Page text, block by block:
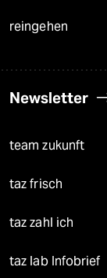
reingehen
Newsletter
team zukunft
taz frisch
taz zahl ich
taz lab Infobrief